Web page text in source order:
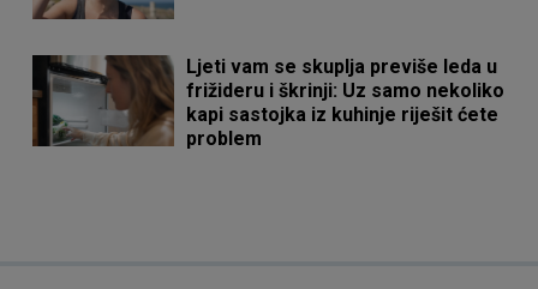
Ljeti vam se skuplja previše leda u
frižideru i škrinji: Uz samo nekoliko
kapi sastojka iz kuhinje riješit ćete
problem